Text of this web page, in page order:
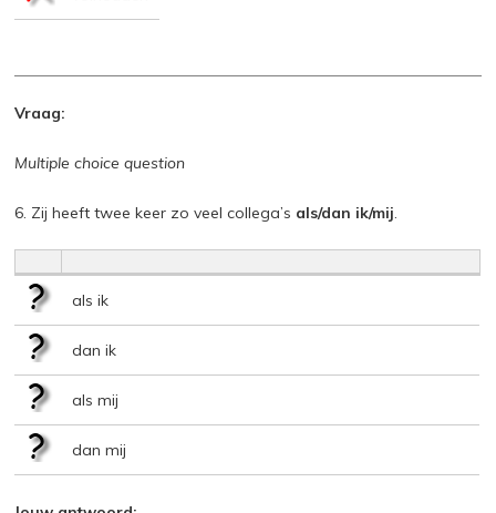
Vraag:
Multiple choice question
6. Zij heeft twee keer zo veel collega’s als/dan ik/mij.
als ik
dan ik
als mij
dan mij